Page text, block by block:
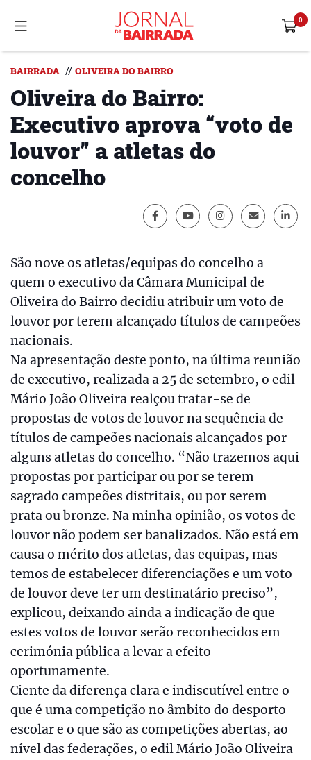
BAIRRADA // OLIVEIRA DO BAIRRO
Oliveira do Bairro:
Executivo aprova “voto de
louvor” a atletas do
concelho
São nove os atletas/equipas do concelho a
quem o executivo da Câmara Municipal de
Oliveira do Bairro decidiu atribuir um voto de
louvor por terem alcançado títulos de campeões
nacionais.
Na apresentação deste ponto, na última reunião
de executivo, realizada a 25 de setembro, o edil
Mário João Oliveira realçou tratar-se de
propostas de votos de louvor na sequência de
títulos de campeões nacionais alcançados por
alguns atletas do concelho. “Não trazemos aqui
propostas por participar ou por se terem
sagrado campeões distritais, ou por serem
prata ou bronze. Na minha opinião, os votos de
louvor não podem ser banalizados. Não está em
causa o mérito dos atletas, das equipas, mas
temos de estabelecer diferenciações e um voto
de louvor deve ter um destinatário preciso”,
explicou, deixando ainda a indicação de que
estes votos de louvor serão reconhecidos em
cerimónia pública a levar a efeito
oportunamente.
Ciente da diferença clara e indiscutível entre o
que é uma competição no âmbito do desporto
escolar e o que são as competições abertas, ao
nível das federações, o edil Mário João Oliveira